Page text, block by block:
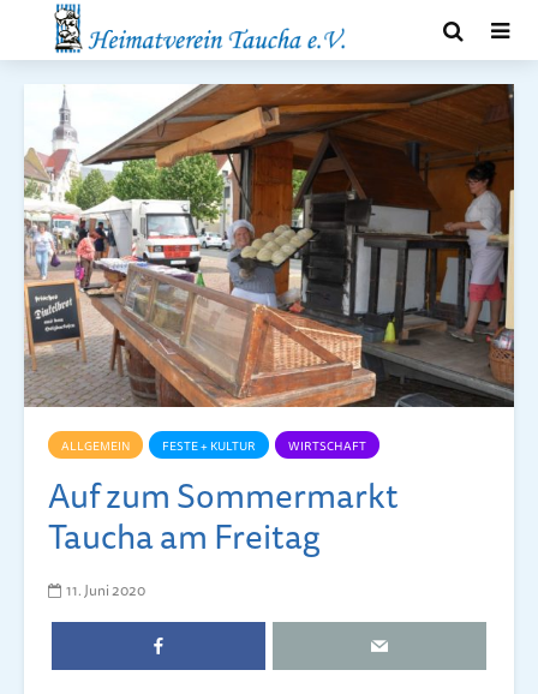
ALLGEMEIN FESTE + KULTUR WIRTSCHAFT
Auf zum Sommermarkt
Taucha am Freitag
11. Juni 2020